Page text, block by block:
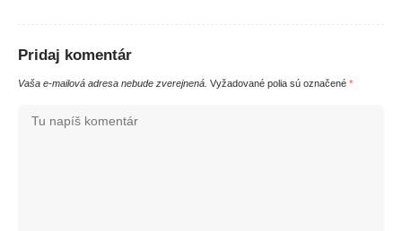
Pridaj komentár
Vaša e-mailová adresa nebude zverejnená. Vyžadované polia sú označené *